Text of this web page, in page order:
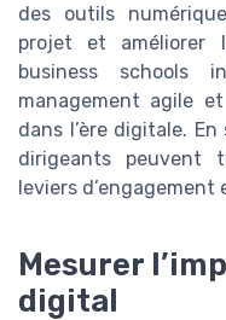
des outils
projet et améliorer
business schools
management agile
dans l’ère digitale.
dirigeants peuvent
leviers d’engagement
Mesurer
digital